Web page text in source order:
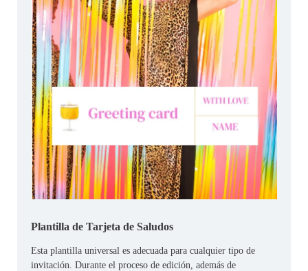
Plantilla de Tarjeta de Saludos
Esta plantilla universal es adecuada para cualquier tipo de
invitación. Durante el proceso de edición, además de